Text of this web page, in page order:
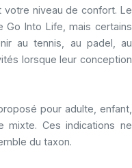
niveau de confort. Le
Go Into Life, mais certains
au tennis, au padel, au
lorsque leur conception
pour adulte, enfant,
mixte. Ces indications ne
du taxon.